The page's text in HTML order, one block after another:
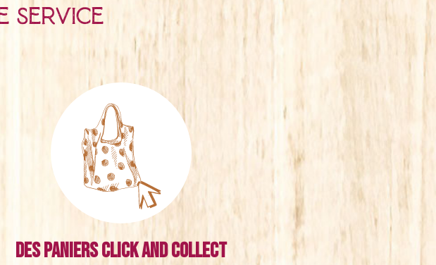
service
Des paniers click and collect